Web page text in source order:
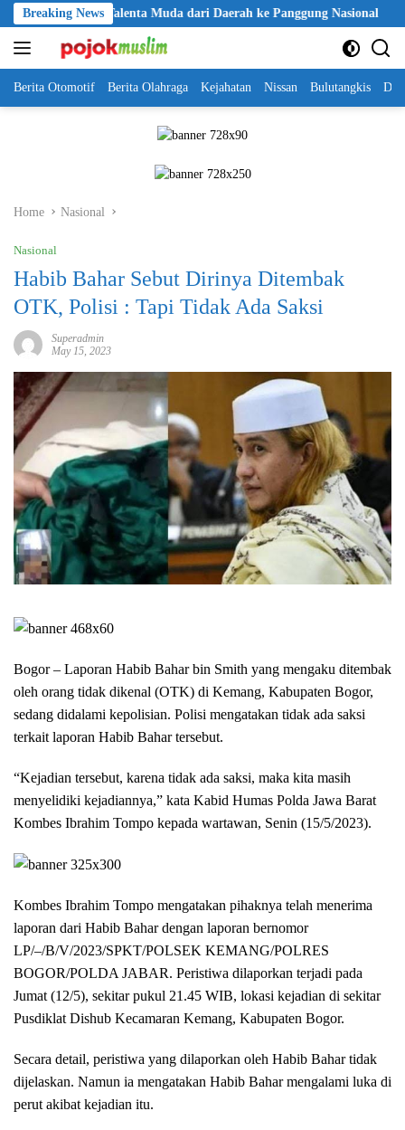
Skip
to
content
Breaking News
Talenta Muda dari Daerah ke Panggung Nasional Kapolri
Berita Otomotif Berita Olahraga Kejahatan Nissan Bulutangkis
Home Nasional
Nasional
Habib Bahar Sebut Dirinya Ditembak
OTK, Polisi : Tapi Tidak Ada Saksi
Superadmin
May 15, 2023
Bogor – Laporan Habib Bahar bin Smith yang mengaku ditembak
oleh orang tidak dikenal (OTK) di Kemang, Kabupaten Bogor,
sedang didalami kepolisian. Polisi mengatakan tidak ada saksi
terkait laporan Habib Bahar tersebut.
“Kejadian tersebut, karena tidak ada saksi, maka kita masih
menyelidiki kejadiannya,” kata Kabid Humas Polda Jawa Barat
Kombes Ibrahim Tompo kepada wartawan, Senin (15/5/2023).
Kombes Ibrahim Tompo mengatakan pihaknya telah menerima
laporan dari Habib Bahar dengan laporan bernomor
LP/–/B/V/2023/SPKT/POLSEK KEMANG/POLRES
BOGOR/POLDA JABAR. Peristiwa dilaporkan terjadi pada
Jumat (12/5), sekitar pukul 21.45 WIB, lokasi kejadian di sekitar
Pusdiklat Dishub Kecamaran Kemang, Kabupaten Bogor.
Secara detail, peristiwa yang dilaporkan oleh Habib Bahar tidak
dijelaskan. Namun ia mengatakan Habib Bahar mengalami luka di
perut akibat kejadian itu.